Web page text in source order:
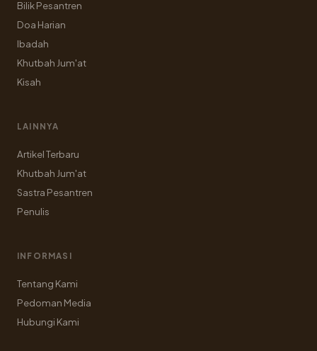
Bilik Pesantren
Doa Harian
Ibadah
Khutbah Jum'at
Kisah
LAINNYA
Artikel Terbaru
Khutbah Jum'at
Sastra Pesantren
Penulis
INFORMASI
Tentang Kami
Pedoman Media
Hubungi Kami